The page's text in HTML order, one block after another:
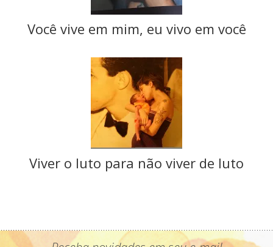
Você vive em mim, eu vivo em você
Viver o luto para não viver de luto